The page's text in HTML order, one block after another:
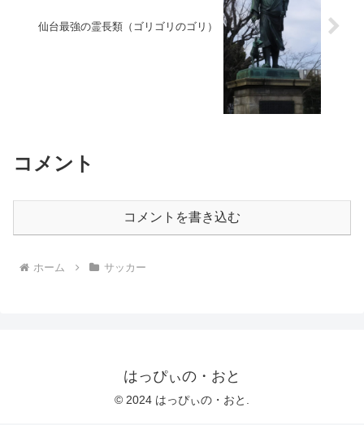
仙台最強の霊長類（ゴリゴリのゴリ）
コメント
コメントを書き込む
ホーム サッカー
はっぴぃの・おと
© 2024 はっぴぃの・おと.